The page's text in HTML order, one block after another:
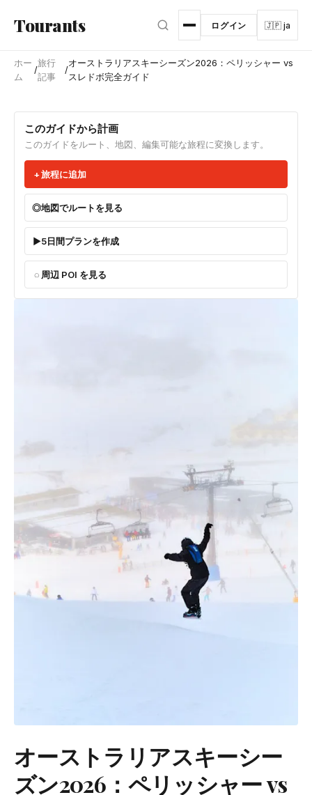
Tourants ログイン 🇯🇵 ja
ホー
ム
/
旅行
記事
/
オーストラリアスキーシーズン2026：ペリッシャー vs
スレドボ完全ガイド
このガイドから計画
このガイドをルート、地図、編集可能な旅程に変換します。
旅程に追加
地図でルートを見る
5日間プランを作成
周辺 POI を見る
オーストラリアスキーシー
ズン2026：ペリッシャー vs